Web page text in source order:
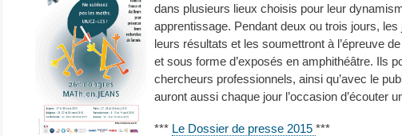
dans plusieurs lieux choisis pour leur
apprentissage. Pendant deux ou trois jours,
leurs résultats et les soumettront à l’épreuve
et sous forme d’exposés en amphithéâtre. Ils
chercheurs professionnels, ainsi qu’avec le
auront aussi chaque jour l’occasion d’écouter
*** Le Dossier de presse 2015 ***